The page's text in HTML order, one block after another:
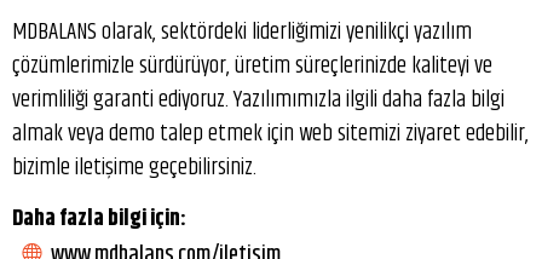
MDBALANS olarak, sektördeki liderliğimizi yenilikçi yazılım
çözümlerimizle sürdürüyor, üretim süreçlerinizde kaliteyi ve
verimliliği garanti ediyoruz. Yazılımımızla ilgili daha fazla bilgi
almak veya demo talep etmek için web sitemizi ziyaret edebilir,
bizimle iletişime geçebilirsiniz.
Daha fazla bilgi için: